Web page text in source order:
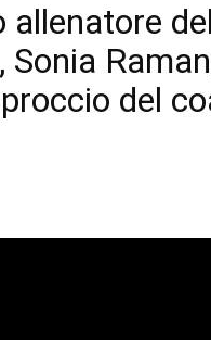
allenatore
Sonia
del